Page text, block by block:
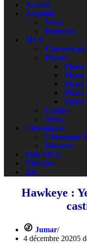
Accueil
Actualité
News
Rumeurs
MCU
Phases
Phase
Phase
Phase
Phase
Phase
Comics
Séries
Chroniques
Chronique
Discover
Quiz MCU
Théories
Site
Hawkeye :
Jumar
4 décembre 20205